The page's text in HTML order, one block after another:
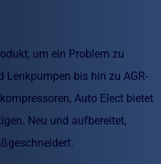
um ein Problem zu
Lenkpumpen bis hin zu AGR-
Auto Elect bietet
Neu und aufbereitet,